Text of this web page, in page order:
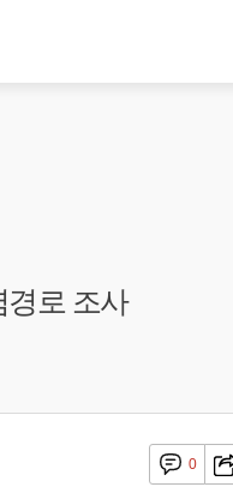
경로 조사
0